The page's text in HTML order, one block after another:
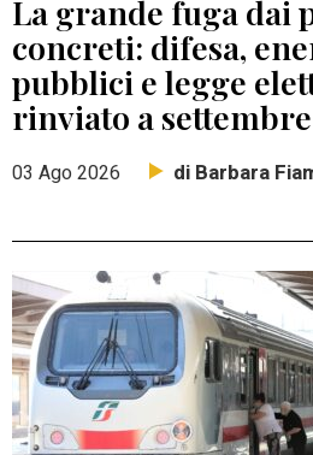
La grande fuga dai
concreti: difesa,
pubblici e legge
rinviato a settembre
03 Ago 2026 di Barbara